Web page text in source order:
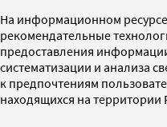
На информационном
рекомендательные
предоставления
систематизации и анализа
к предпочтениям
находящихся на